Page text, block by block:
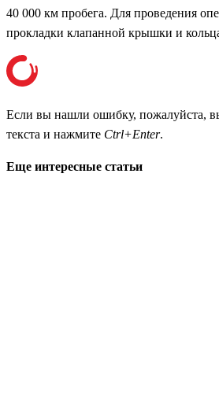
40 000 км пробега. Для проведения
прокладки клапанной крышки и
Если вы нашли ошибку, пожалуйста,
текста и нажмите Ctrl+Enter.
Еще интересные статьи